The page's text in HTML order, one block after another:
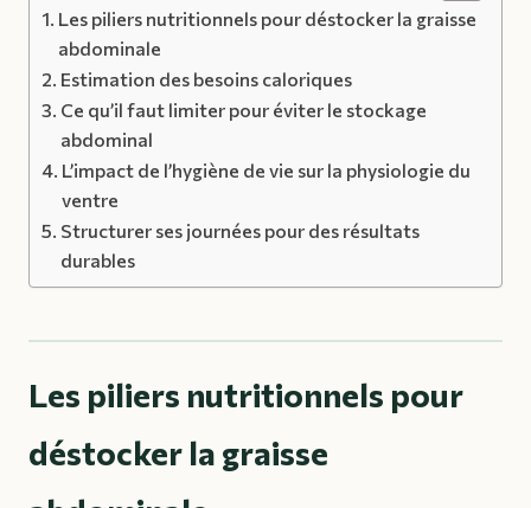
Les piliers nutritionnels pour déstocker la graisse
abdominale
Estimation des besoins caloriques
Ce qu’il faut limiter pour éviter le stockage
abdominal
L’impact de l’hygiène de vie sur la physiologie du
ventre
Structurer ses journées pour des résultats
durables
Les piliers nutritionnels pour
déstocker la graisse